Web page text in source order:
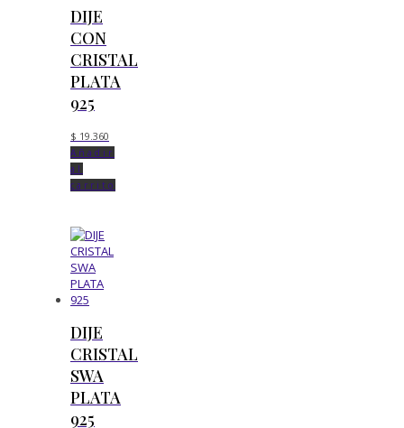
DIJE
CON
CRISTAL
PLATA
925
$ 19.360
Añadir
al
carrito
DIJE
CRISTAL
SWA
PLATA
925